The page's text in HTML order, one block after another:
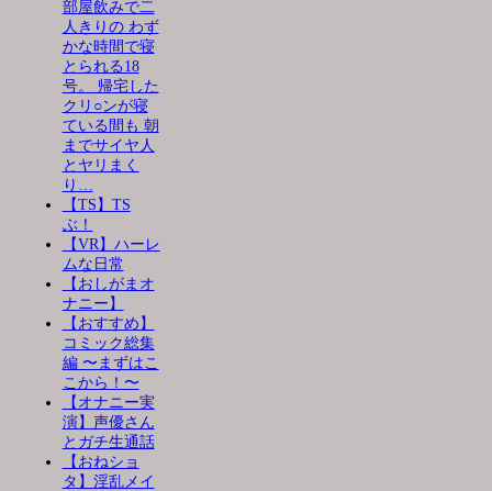
部屋飲みで二
人きりの わず
かな時間で寝
とられる18
号。 帰宅した
クリ○ンが寝
ている間も 朝
までサイヤ人
とヤリまく
り…
【TS】TS
ぶ！
【VR】ハーレ
ムな日常
【おしがまオ
ナニー】
【おすすめ】
コミック総集
編 〜まずはこ
こから！〜
【オナニー実
演】声優さん
とガチ生通話
【おねショ
タ】淫乱メイ